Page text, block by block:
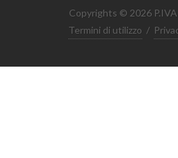
Copyrights © 2026
Termini di utilizzo /